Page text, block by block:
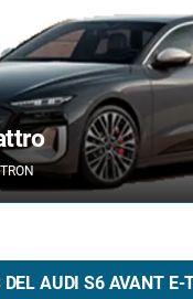
DEL AUDI S6 AVANT E-